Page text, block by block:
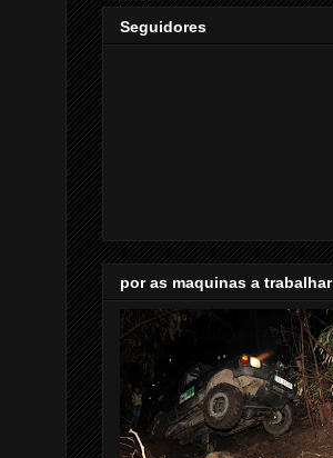
Seguidores
por as maquinas a trabalhar